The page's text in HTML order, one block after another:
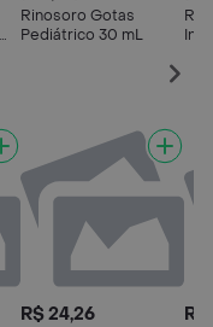
Rinosoro Gotas
Pediátrico 30 mL
R$ 24,26 R$